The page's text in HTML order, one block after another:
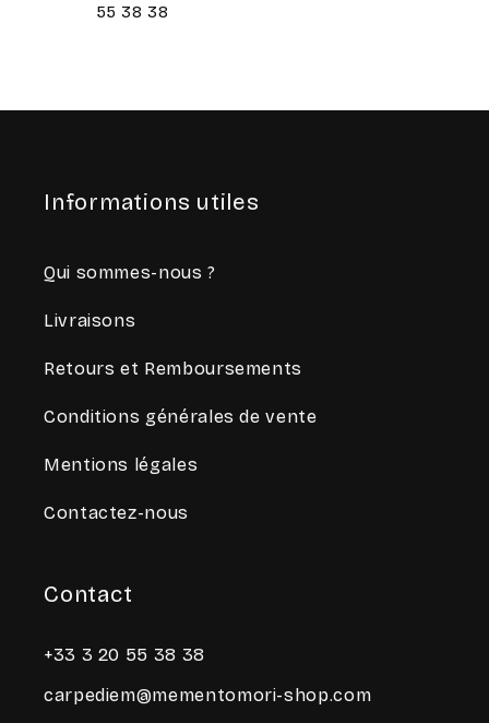
55 38 38
Informations utiles
Qui sommes-nous ?
Livraisons
Retours et Remboursements
Conditions générales de vente
Mentions légales
Contactez-nous
Contact
+33 3 20 55 38 38
carpediem@mementomori-shop.com